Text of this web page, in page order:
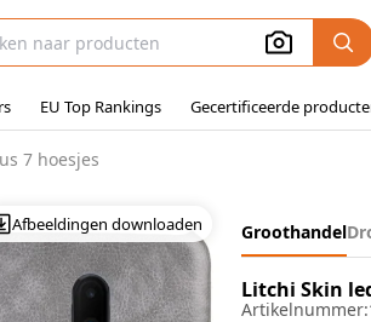
EU Top Rankings Gecertificeerde
7 hoesjes
Afbeeldingen downloaden Groothandel
Litchi Skin
Artikelnummer: